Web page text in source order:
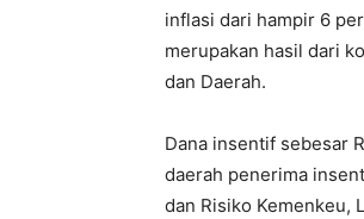
inflasi dari hampir 6
merupakan hasil dari
dan Daerah.
Dana insentif sebesar
daerah penerima
dan Risiko Kemenkeu,